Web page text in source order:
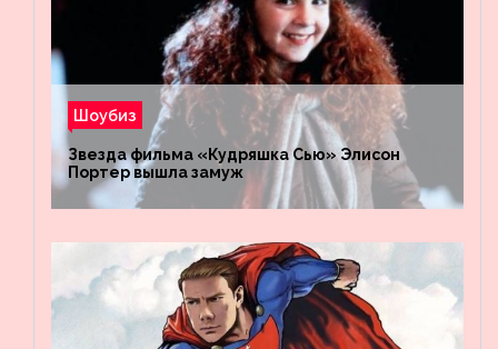
Шоубиз
Звезда фильма «Кудряшка Сью» Элисон
Портер вышла замуж